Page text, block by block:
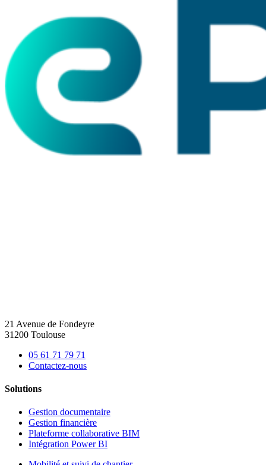
21 Avenue de Fondeyre
31200 Toulouse
05 61 71 79 71
Contactez-nous
Solutions
Gestion documentaire
Gestion financière
Plateforme collaborative BIM
Intégration Power BI